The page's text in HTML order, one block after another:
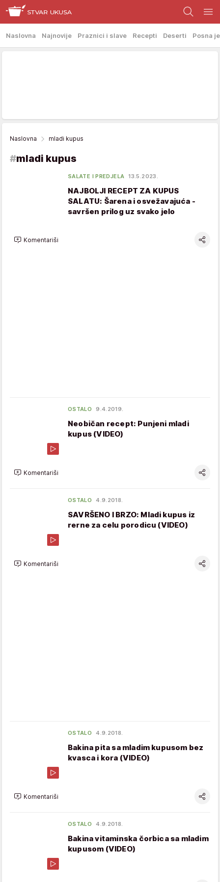
Naslovna Najnovije Praznici i slave Recepti Deserti Posna
Naslovna mladi kupus
#mladi kupus
SALATE I PREDJELA 13.5.2023.
NAJBOLJI RECEPT ZA KUPUS
SALATU: Šarena i osvežavajuća -
savršen prilog uz svako jelo
Komentariši
OSTALO 9.4.2019.
Neobičan recept: Punjeni mladi
kupus (VIDEO)
Komentariši
OSTALO 4.9.2018.
SAVRŠENO I BRZO: Mladi kupus iz
rerne za celu porodicu (VIDEO)
Komentariši
OSTALO 4.9.2018.
Bakina pita sa mladim kupusom bez
kvasca i kora (VIDEO)
Komentariši
OSTALO 4.9.2018.
Bakina vitaminska čorbica sa mladim
kupusom (VIDEO)